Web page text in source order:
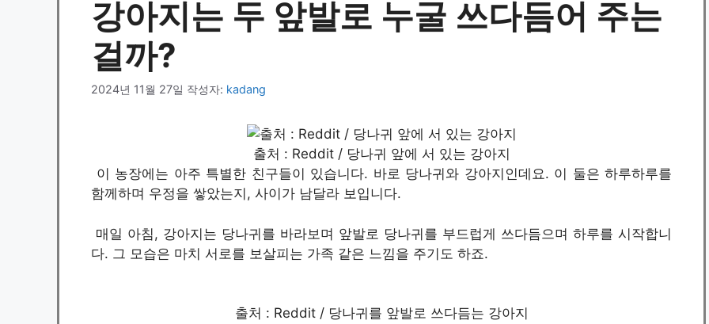
강아지는 두 앞발로 누굴 쓰다듬어 주는
걸까?
2024년 11월 27일 작성자: kadang
출처 : Reddit / 당나귀 앞에 서 있는 강아지
이 농장에는 아주 특별한 친구들이 있습니다. 바로 당나귀와 강아지인데요. 이 둘은 하루하루를
함께하며 우정을 쌓았는지, 사이가 남달라 보입니다.
매일 아침, 강아지는 당나귀를 바라보며 앞발로 당나귀를 부드럽게 쓰다듬으며 하루를 시작합니
다. 그 모습은 마치 서로를 보살피는 가족 같은 느낌을 주기도 하죠.
출처 : Reddit / 당나귀를 앞발로 쓰다듬는 강아지